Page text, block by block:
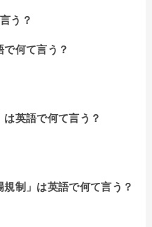
う？
で何て言う？
は英語で何て言う？
制」は英語で何て言う？